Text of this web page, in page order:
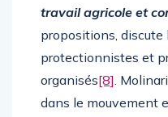
travail agricole et
propositions, discute
protectionnistes et
organisés[8] .
dans le mouvement